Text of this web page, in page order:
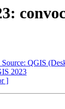
QGIS
2023
]